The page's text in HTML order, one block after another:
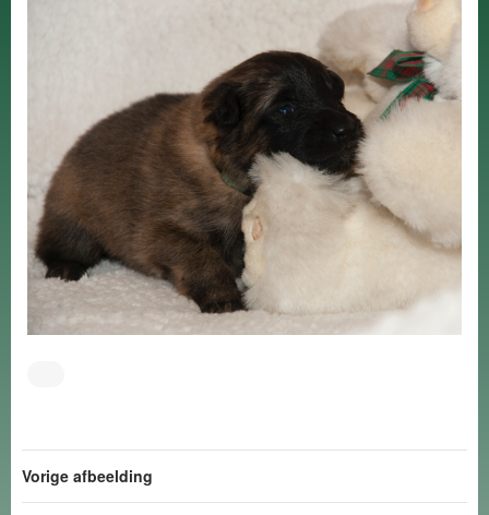
Vorige afbeelding